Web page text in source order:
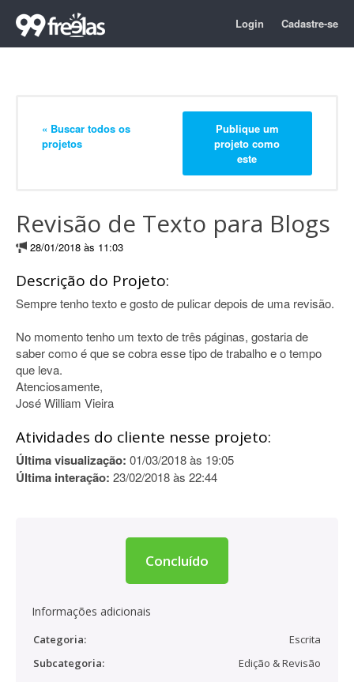
Login Cadastre-se
« Buscar todos os
projetos
Publique um
projeto como
este
Revisão de Texto para Blogs
28/01/2018 às 11:03
Descrição do Projeto:
Sempre tenho texto e gosto de pulicar depois de uma revisão.
No momento tenho um texto de três páginas, gostaria de
saber como é que se cobra esse tipo de trabalho e o tempo
que leva.
Atenciosamente,
José William Vieira
Atividades do cliente nesse projeto:
Última visualização: 01/03/2018 às 19:05
Última interação: 23/02/2018 às 22:44
Concluído
Informações adicionais
Categoria:
Escrita
Subcategoria:
Edição & Revisão